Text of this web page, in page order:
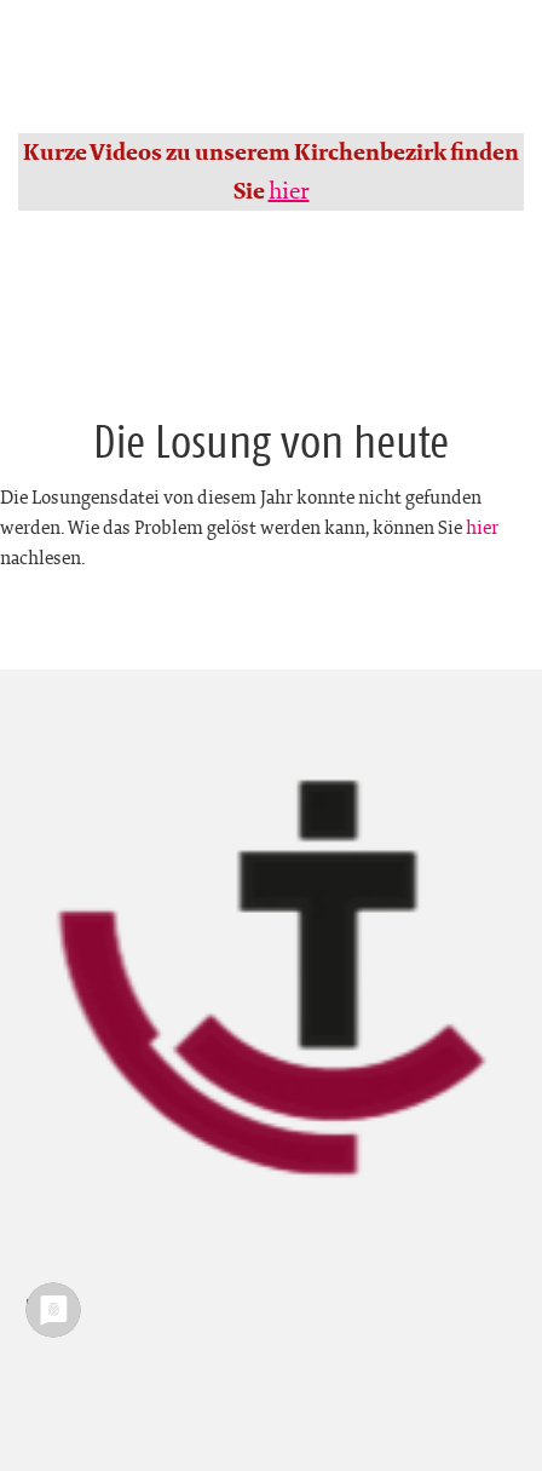
Kurze Videos zu unserem Kirchenbezirk finden
Siehier
Die Losung von heute
Die Losungensdatei von diesem Jahr konnte nicht gefunden
werden. Wie das Problem gelöst werden kann, können Siehier
nachlesen.
Kontakt